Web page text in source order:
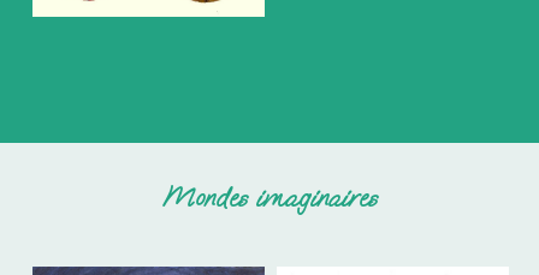
Mondes imaginaires